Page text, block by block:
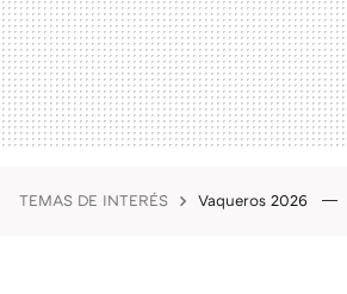
TEMAS DE INTERÉS Vaqueros 2026